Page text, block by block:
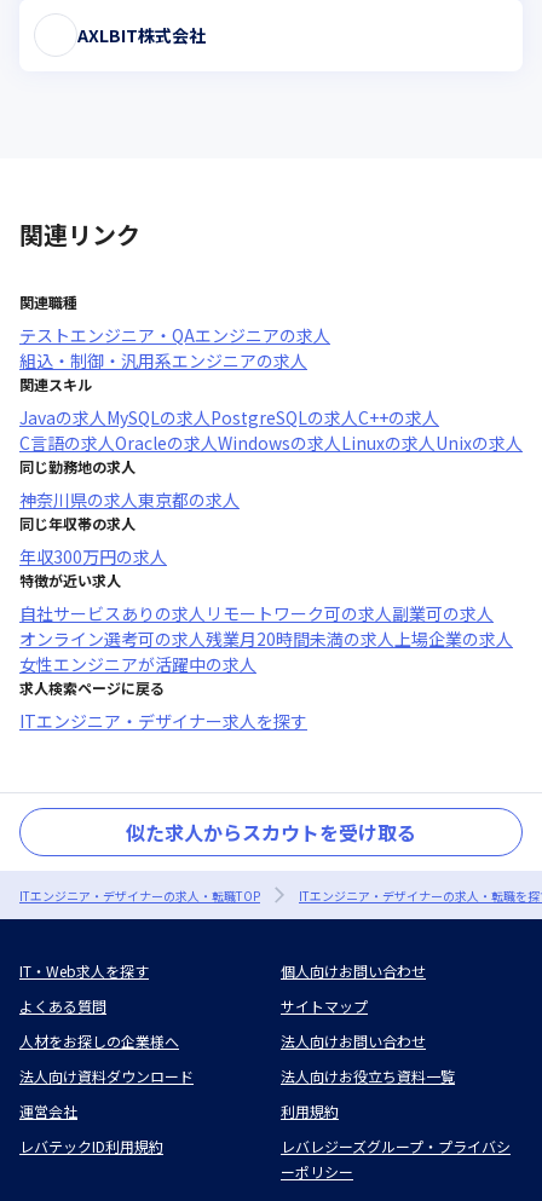
AXLBIT株式会社
関連リンク
関連職種
テストエンジニア・QAエンジニアの求人
組込・制御・汎用系エンジニアの求人
関連スキル
Javaの求人MySQLの求人PostgreSQLの求人C++の求人
C言語の求人Oracleの求人Windowsの求人Linuxの求人Unixの求人
同じ勤務地の求人
神奈川県の求人東京都の求人
同じ年収帯の求人
年収300万円の求人
特徴が近い求人
自社サービスあり の求人 リモートワーク可の求人副業可の求人
オンライン選考可の求人残業月20時間未満の求人上場企業の求人
女性エンジニアが活躍中の求人
求人検索ページに戻る
ITエンジニア・デザイナー求人を探す
似た求人からスカウトを受け取る
ITエンジニア・デザイナーの求人・転職TOP ITエンジニア・デザイナーの求人・転職を
IT・Web求人を探す
個人向けお問い合わせ
よくある質問
サイトマップ
人材をお探しの企業様へ
法人向けお問い合わせ
法人向け資料ダウンロード
法人向けお役立ち資料一覧
運営会社
利用規約
レバテックID利用規約
レバレジーズグループ・プライバシ
ーポリシー